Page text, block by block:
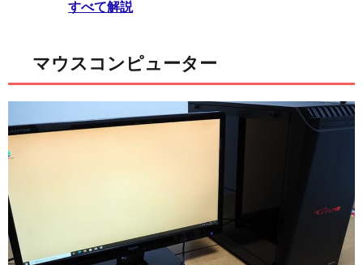
すべて解説
マウスコンピューター